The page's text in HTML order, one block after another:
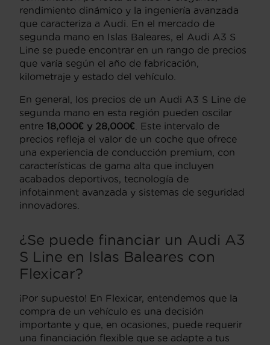
rendimiento dinámico y la ingeniería avanzada
que caracteriza a Audi. En el mercado de
segunda mano en Islas Baleares, el Audi A3 S
Line se puede encontrar en un rango de precios
que varía según el año de fabricación,
kilometraje y estado del vehículo.
En general, los precios de un Audi A3 S Line de
segunda mano en esta región pueden oscilar
entre 18,000€ y 28,000€ . Este intervalo de
precios refleja el valor de un coche que ofrece
una experiencia de conducción premium, con
características de gama alta que incluyen
acabados deportivos, tecnología de
infotainment avanzada y sistemas de seguridad
innovadores.
¿Se puede financiar un Audi A3
S Line en Islas Baleares con
Flexicar?
¡Por supuesto! En Flexicar, entendemos que la
compra de un vehículo es una decisión
importante y que, en ocasiones, puede requerir
una financiación flexible que se adapte a tus